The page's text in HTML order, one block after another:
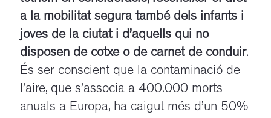
a la mobilitat segura també dels infants i
joves de la ciutat i d’aquells qui no
disposen de cotxe o de carnet de conduir.
És ser conscient que la contaminació de
l’aire, que s’associa a 400.000 morts
anuals a Europa, ha caigut més d’un 50%